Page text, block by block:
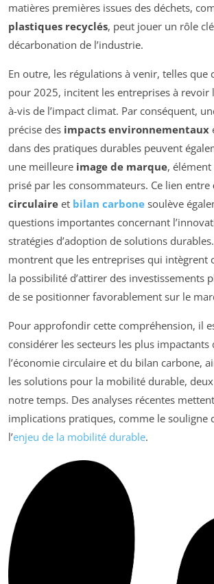
matières premières issues des déchets,
plastiques recyclés, peut jouer un rôle
décarbonation de l’industrie.
En outre, les régulations à venir, telles que
pour 2025, incitent les entreprises à revoir
à-vis de l’impact climat. Par conséquent,
précise des impacts environnementaux
dans des pratiques durables peuvent
une meilleure image de marque,
prisé par les consommateurs. Ce lien entre
circulaire et bilan carbone soulève
questions importantes concernant
stratégies d’adoption de solutions
montrent que les entreprises qui intègrent
la possibilité d’attirer des investissements
de se positionner favorablement sur le
Pour approfondir cette compréhension, il
considérer les secteurs les plus impactants
l’économie circulaire et du bilan carbone,
les solutions pour la mobilité durable,
notre temps. Des analyses récentes
implications pratiques, comme le souligne
l’enjeu de la mobilité durable.